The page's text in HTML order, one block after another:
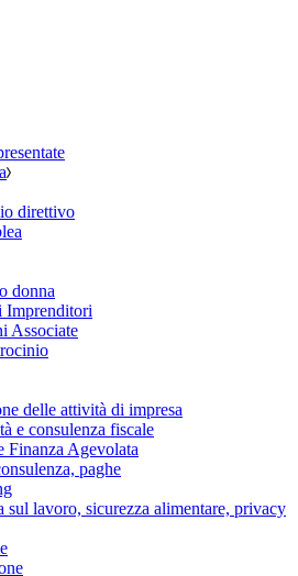
direttivo
donna
Imprenditori
Associate
delle attività di impresa
e consulenza fiscale
Finanza Agevolata
paghe
sul lavoro, sicurezza alimentare, privacy